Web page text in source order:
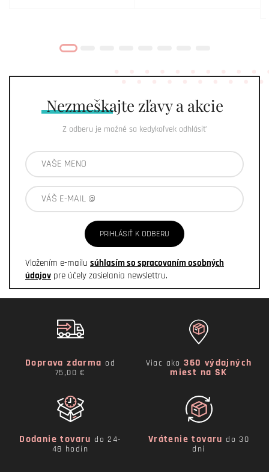
Nezmeškajte zľavy a akcie
Z odberu je možné sa kedykoľvek odhlásiť
PRIHLÁSIŤ K ODBERU
Vložením e-mailu súhlasím so spracovaním osobných
údajov pre účely zasielania newslettru.
Doprava zdarma od
75,00 €
Viac ako360 výdajných
miest na SK
Dodanie tovaru do 24-
48 hodín
Vrátenie tovaru do 30
dní